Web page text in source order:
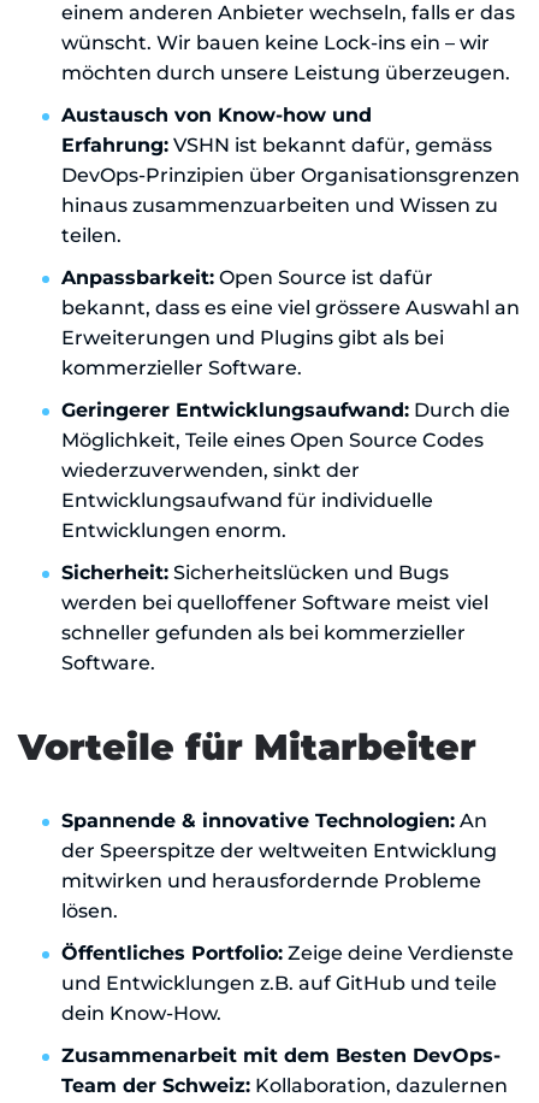
einem anderen Anbieter wechseln, falls er das
wünscht. Wir bauen keine Lock-ins ein – wir
möchten durch unsere Leistung überzeugen.
Austausch von Know-how und
Erfahrung: VSHN ist bekannt dafür, gemäss
DevOps-Prinzipien über Organisationsgrenzen
hinaus zusammenzuarbeiten und Wissen zu
teilen.
Anpassbarkeit: Open Source ist dafür
bekannt, dass es eine viel grössere Auswahl an
Erweiterungen und Plugins gibt als bei
kommerzieller Software.
Geringerer Entwicklungsaufwand: Durch die
Möglichkeit, Teile eines Open Source Codes
wiederzuverwenden, sinkt der
Entwicklungsaufwand für individuelle
Entwicklungen enorm.
Sicherheit: Sicherheitslücken und Bugs
werden bei quelloffener Software meist viel
schneller gefunden als bei kommerzieller
Software.
Vorteile für Mitarbeiter
Spannende & innovative Technologien: An
der Speerspitze der weltweiten Entwicklung
mitwirken und herausfordernde Probleme
lösen.
Öffentliches Portfolio: Zeige deine Verdienste
und Entwicklungen z.B. auf GitHub und teile
dein Know-How.
Zusammenarbeit mit dem Besten DevOps-
Team der Schweiz: Kollaboration, dazulernen